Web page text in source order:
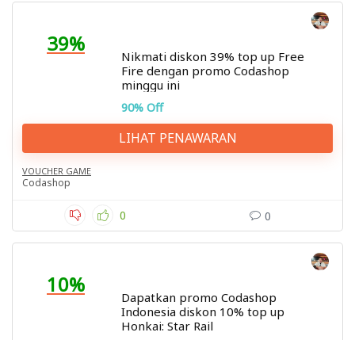
39%
Nikmati diskon 39% top up Free
Fire dengan promo Codashop
minggu ini
90% Off
LIHAT PENAWARAN
VOUCHER GAME
Codashop
0 0
10%
Dapatkan promo Codashop
Indonesia diskon 10% top up
Honkai: Star Rail